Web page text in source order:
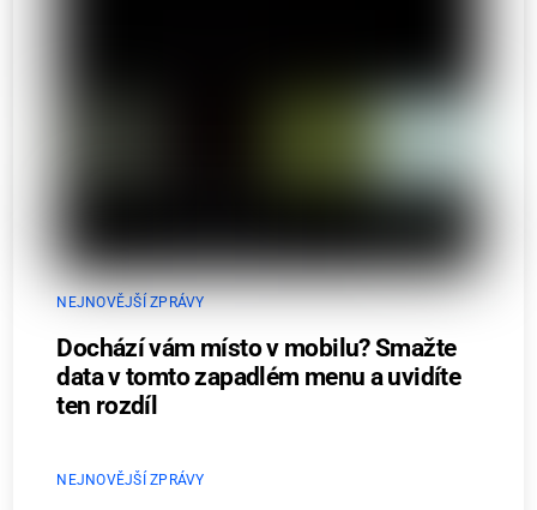
NEJNOVĚJŠÍ ZPRÁVY
Dochází vám místo v mobilu? Smažte
data v tomto zapadlém menu a uvidíte
ten rozdíl
NEJNOVĚJŠÍ ZPRÁVY